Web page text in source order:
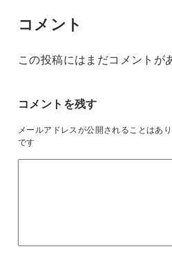
コメント
この投稿にはまだコメントが
コメントを残す
メールアドレスが公開されることはあり
です